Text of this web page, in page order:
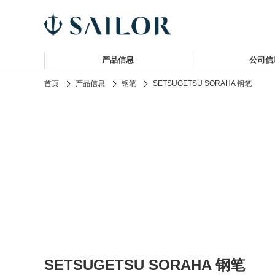
产品信息 公司信
首页 产品信息 钢笔 SETSUGETSU SORAHA 钢笔
SETSUGETSU SORAHA 钢笔